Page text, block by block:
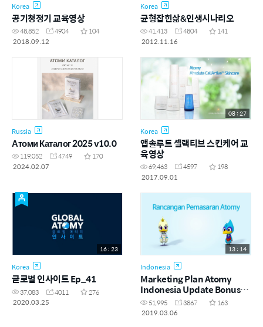
Korea
공기청정기 교육영상
48,852 4904
104
2018.09.12
Korea
균형잡힌삶&인생시나리오
41,413 4804
141
2012.11.16
Russia
Атоми Каталог 2025 v10.0
119,052 4749
170
2024.02.07
08 : 27
Korea
앱솔루트 셀랙티브 스킨케어 교
육영상
69,463 4597
198
2017.09.01
16 : 23
Korea
글로벌 인사이트 Ep_41
37,083 4011
276
2020.03.25
13 : 14
Indonesia
Marketing Plan Atomy
Indonesia Update Bonus
Mastership
51,995 3867
163
2019.03.06